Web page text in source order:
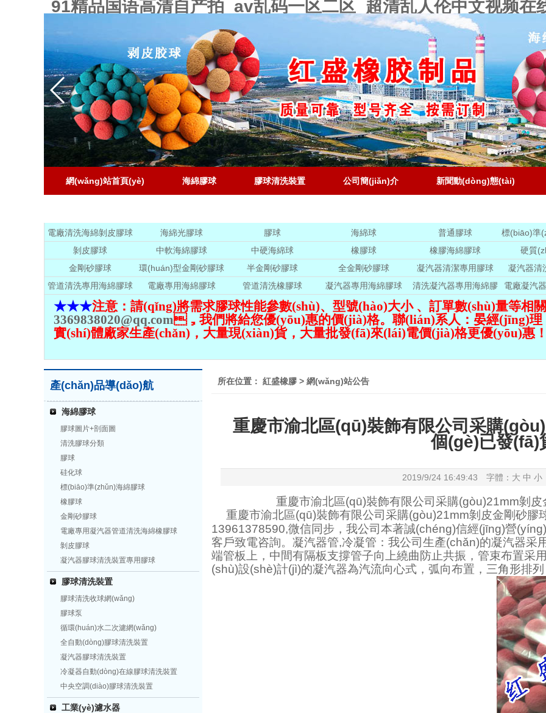
91精品国语高清自产拍_av乱码一区二区_超清乱人伦中文视频在
網(wǎng)站首頁(yè) 海綿膠球 膠球清洗裝置 公司簡(jiǎn)介 新聞動(dòng)態(tài)
電廠清洗海綿剝皮膠球 海綿光膠球 膠球 海綿球 普通膠球
標(biāo)準
皮
剝皮膠球
中軟海綿膠球 中硬海綿球 橡膠球 橡膠海綿膠球 硬質
金剛砂膠球
環(huán)型金剛砂膠球 半金剛砂膠球 全金剛砂膠球 凝汽器清潔專用膠球 凝汽器清
管道清洗專用海綿膠球 電廠專用海綿膠球 管道清洗橡膠球 凝汽器專用海綿膠球
清洗凝汽器專用海綿膠
球
電廠凝汽
★★★注意：請(qǐng)將需求膠球性能參數(shù)、型號(hào)大小 、訂單數(shù)量等相
3369838020@qq.com，我們將給您優(yōu)惠的價(jià)格。聯(lián)系人：晏經(jīng)理（
實(shí)體廠家生產(chǎn)，大量現(xiàn)貨，大量批發(fā)來(lái)電價(jià)格更優(yōu)惠！
產(chǎn)品導(dǎo)航
海綿膠球
膠球圖片+剖面圖
清洗膠球分類
膠球
硅化球
標(biāo)準(zhǔn)海綿膠球
橡膠球
金剛砂膠球
電廠專用凝汽器管道清洗海綿橡膠球
剝皮膠球
凝汽器膠球清洗裝置專用膠球
膠球清洗裝置
膠球清洗收球網(wǎng)
膠球泵
循環(huán)水二次濾網(wǎng)
全自動(dòng)膠球清洗裝置
凝汽器膠球清洗裝置
冷凝器自動(dòng)在線膠球清洗裝置
中央空調(diào)膠球清洗裝置
工業(yè)濾水器
所在位置： 紅盛橡膠 > 網(wǎng)站公告
重慶市渝北區(qū)裝飾有限公司采購
個(gè)已發(fā)
2019/9/24 16:49:43 字體： 大 中 小
重慶市渝北區(qū)裝飾有限公司采購(gòu)21mm剝皮
重慶市渝北區(qū)裝飾有限公司采購(gòu)21mm剝皮金剛砂膠
13961378590,微信同步，我公司本著誠(chéng)信經(jīng)營
客戶致電咨詢。凝汽器管,冷凝管：我公司生產(chǎn)的凝汽器
端管板上，中間有隔板支撐管子向上繞曲防止共振，管束布置
(shù)設(shè)計(jì)的凝汽器為汽流向心式，弧向布置，三角形排列